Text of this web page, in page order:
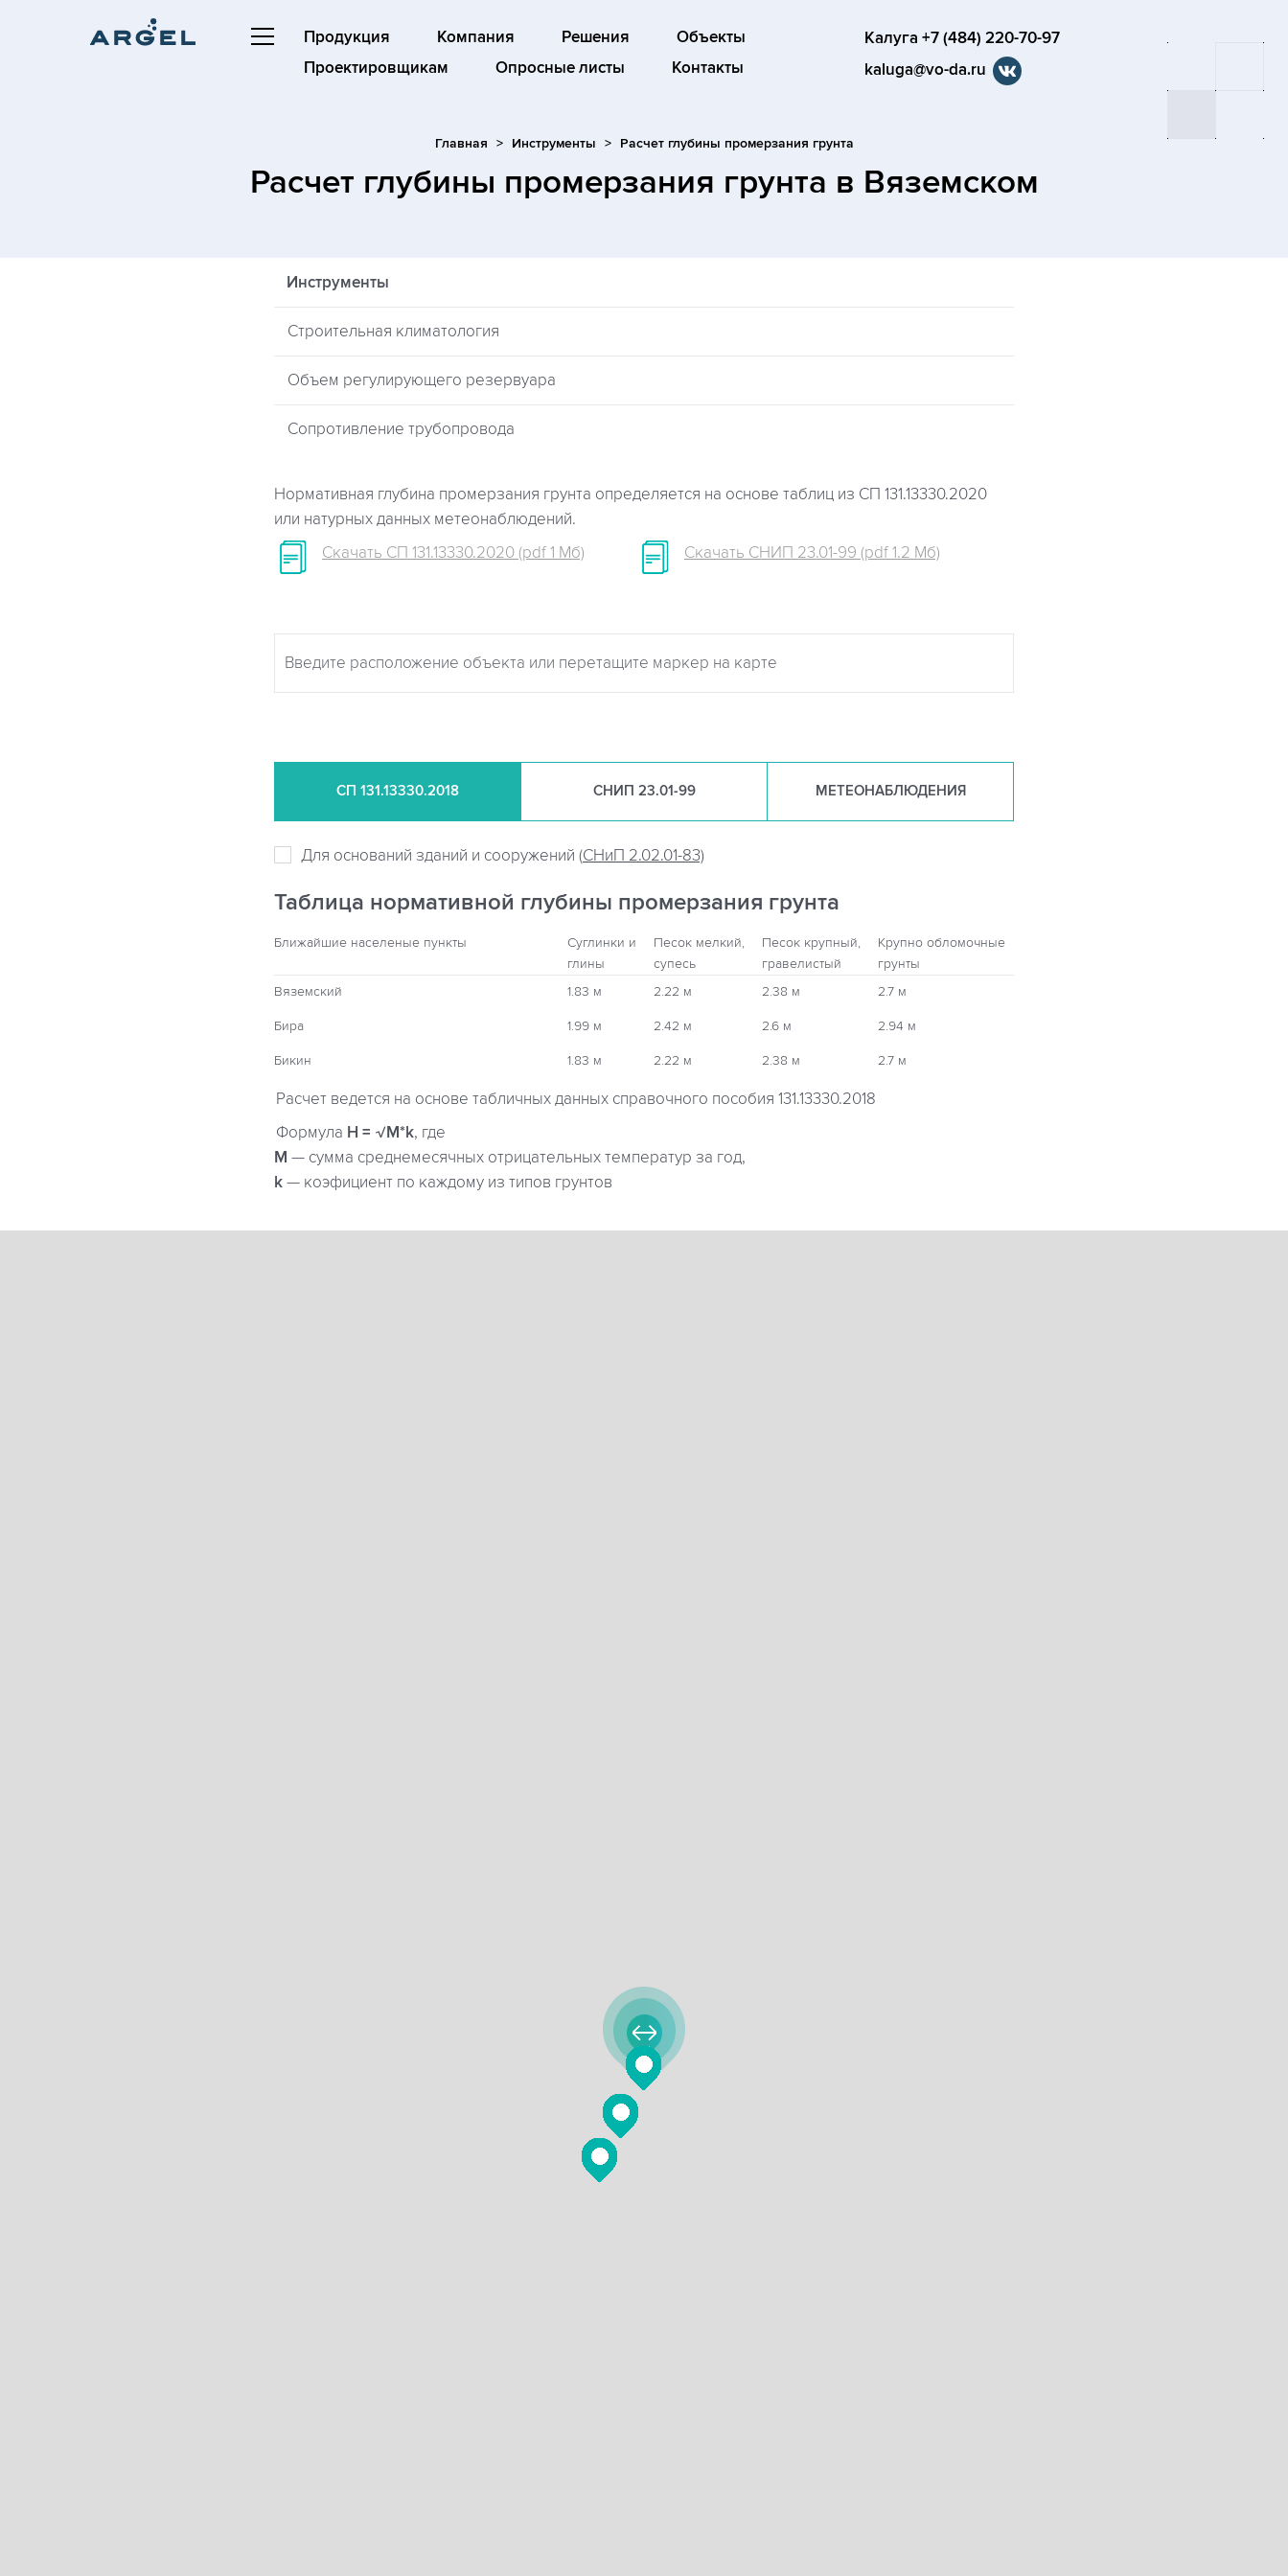
Продукция Компания Решения
Объекты
Проектировщикам
Опросные листы Контакты
Калуга +7 (484) 220-70-97
kaluga@vo-da.ru
Главная Инструменты Расчет глубины промерзания грунта
Расчет глубины промерзания грунта в Вяземском
Инструменты
Строительная климатология
Объем регулирующего резервуара
Сопротивление трубопровода
Нормативная глубина промерзания грунта определяется на основе таблиц из СП 131.13330.2020
или натурных данных метеонаблюдений.
Скачать СП 131.13330.2020 (pdf 1 Мб)
Скачать СНИП 23.01-99 (pdf 1.2 Мб)
СП 131.13330.2018 СНИП 23.01-99 МЕТЕОНАБЛЮДЕНИЯ
Для оснований зданий и сооружений (СНиП 2.02.01-83)
Таблица нормативной глубины промерзания грунта
Ближайшие населеные пункты
Суглинки и
глины
Песок мелкий,
супесь
Песок крупный,
гравелистый
Крупно обломочные
грунты
Вяземский
1.83 м 2.22 м 2.38 м 2.7 м
Бира 1.99 м 2.42 м 2.6 м 2.94 м
Бикин 1.83 м 2.22 м 2.38 м 2.7 м
Расчет ведется на основе табличных данных справочного пособия 131.13330.2018
Формула H = √M*k, где
М — сумма среднемесячных отрицательных температур за год,
k — коэфициент по каждому из типов грунтов